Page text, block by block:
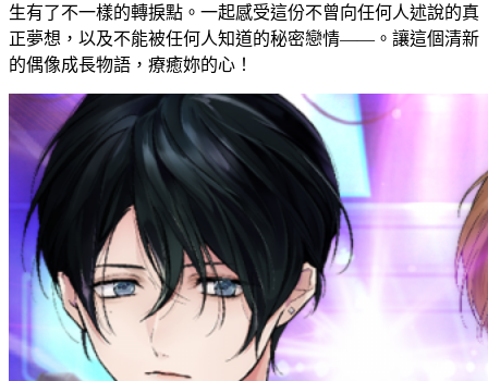
生有了不一樣的轉捩點。一起感受這份不曾向任何人述說的真
正夢想，以及不能被任何人知道的秘密戀情——。讓這個清新
的偶像成長物語，療癒妳的心！